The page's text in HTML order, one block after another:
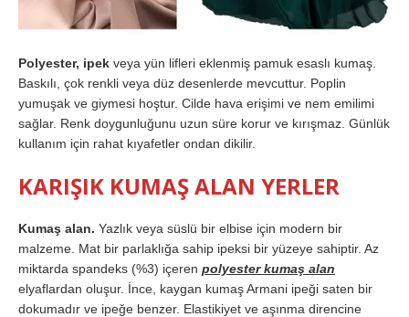
Polyester, ipek veya yün lifleri eklenmiş pamuk esaslı kumaş.
Baskılı, çok renkli veya düz desenlerde mevcuttur. Poplin
yumuşak ve giymesi hoştur. Cilde hava erişimi ve nem emilimi
sağlar. Renk doygunluğunu uzun süre korur ve kırışmaz. Günlük
kullanım için rahat kıyafetler ondan dikilir.
KARIŞIK KUMAŞ ALAN YERLER
Kumaş alan. Yazlık veya süslü bir elbise için modern bir
malzeme. Mat bir parlaklığa sahip ipeksi bir yüzeye sahiptir. Az
miktarda spandeks (%3) içeren polyester kumaş alan
elyaflardan oluşur. İnce, kaygan kumaş Armani ipeği saten bir
dokumadır ve ipeğe benzer. Elastikiyet ve aşınma direncine